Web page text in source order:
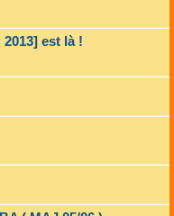
est là !